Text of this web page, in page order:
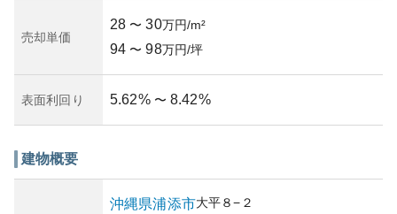
売却単価
28 〜 30万円/m²
94 〜 98万円/坪
表面利回り 5.62% 〜 8.42%
建物概要
沖縄県浦添市大平８−２